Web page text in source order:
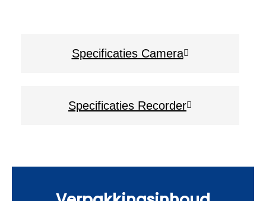
Specificaties Camera
Specificaties Recorder